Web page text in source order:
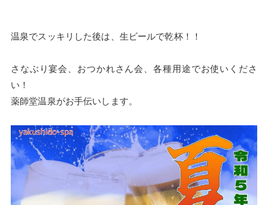
温泉でスッキリした後は、生ビールで乾杯！！
さなぶり宴会、おつかれさん会、各種用途でお使いくださ
い！
薬師堂温泉がお手伝いします。